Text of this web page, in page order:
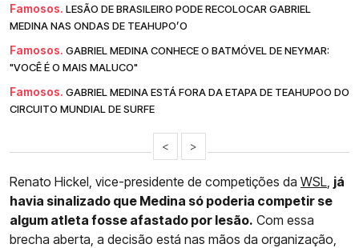
Famosos. LESÃO DE BRASILEIRO PODE RECOLOCAR GABRIEL
MEDINA NAS ONDAS DE TEAHUPO’O
Famosos. GABRIEL MEDINA CONHECE O BATMÓVEL DE NEYMAR:
"VOCÊ É O MAIS MALUCO"
Famosos. GABRIEL MEDINA ESTÁ FORA DA ETAPA DE TEAHUPOO DO
CIRCUITO MUNDIAL DE SURFE
< >
Renato Hickel, vice-presidente de competições da WSL já
havia sinalizado que Medina só poderia competir se
algum atleta fosse afastado por lesão. Com essa
brecha aberta, a decisão está nas mãos da organização,